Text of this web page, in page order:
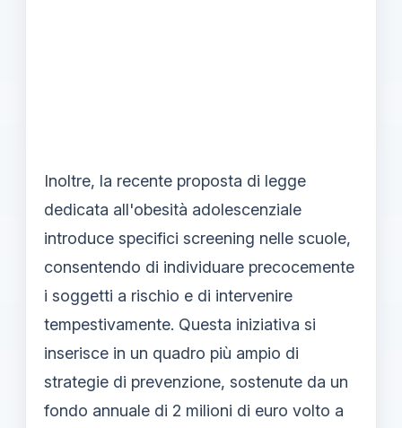
Inoltre, la recente proposta di legge
dedicata all'obesità adolescenziale
introduce specifici screening nelle scuole,
consentendo di individuare precocemente
i soggetti a rischio e di intervenire
tempestivamente. Questa iniziativa si
inserisce in un quadro più ampio di
strategie di prevenzione, sostenute da un
fondo annuale di 2 milioni di euro volto a